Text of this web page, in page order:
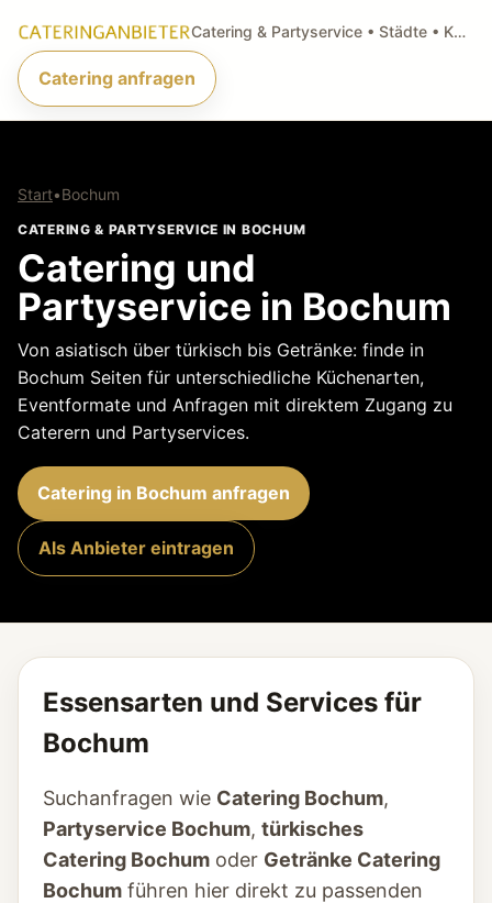
Catering & Partyservice • Städte • Küchenarten • Anfragen
Catering anfragen
Start•Bochum
CATERING & PARTYSERVICE IN BOCHUM
Catering und
Partyservice in Bochum
Von asiatisch über türkisch bis Getränke: finde in
Bochum Seiten für unterschiedliche Küchenarten,
Eventformate und Anfragen mit direktem Zugang zu
Caterern und Partyservices.
Catering in Bochum anfragen
Als Anbieter eintragen
Essensarten und Services für
Bochum
Suchanfragen wie Catering Bochum,
Partyservice Bochum, türkisches
Catering Bochum oder Getränke Catering
Bochum führen hier direkt zu passenden